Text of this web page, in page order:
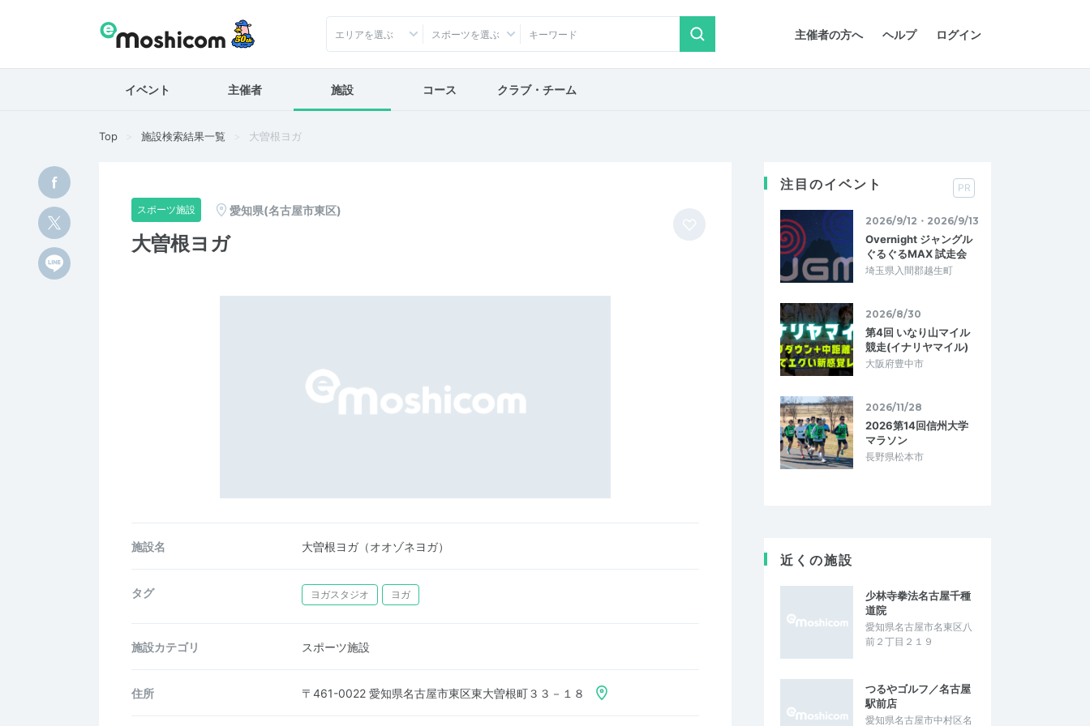
主催者の方へ ヘルプ ログイン
エリアを選ぶ スポーツを選ぶ
イベント 主催者 施設 コース クラブ・チーム
Top 施設検索結果一覧 大曽根ヨガ
スポーツ施設 愛知県(名古屋市東区)
大曽根ヨガ
施設名 大曽根ヨガ（オオゾネヨガ）
タグ ヨガスタジオ ヨガ
施設カテゴリ スポーツ施設
住所 〒461-0022 愛知県名古屋市東区東大曽根町３３－１８
注目のイベント PR
2026/9/12・2026/9/13
Overnight ジャングル
ぐるぐるMAX 試走会
埼玉県入間郡越生町
2026/8/30
第4回 いなり山マイル
競走(イナリヤマイル)
大阪府豊中市
2026/11/28
2026第14回信州大学
マラソン
長野県松本市
近くの施設
少林寺拳法名古屋千種
道院
愛知県名古屋市名東区八
前２丁目２１９
つるやゴルフ／名古屋
駅前店
愛知県名古屋市中村区名